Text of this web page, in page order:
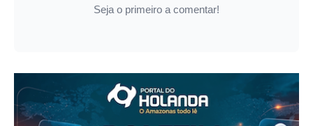
Seja o primeiro a comentar!